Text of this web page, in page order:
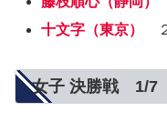
十文字（東京）
女子 決勝戦 1/7